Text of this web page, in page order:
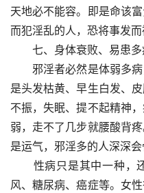
天地必不能容。即是命该
而犯淫乱的人，恐将事发而
七、身体衰败、易患多
邪淫者必然是体弱多病
是头发枯黄、早生白发、
不振，失眠、提不起精神
弱，走不了几步就腰酸背
是运气，邪淫多的人深深会
性病只是其中一种，还
风、糖尿病、癌症等。女